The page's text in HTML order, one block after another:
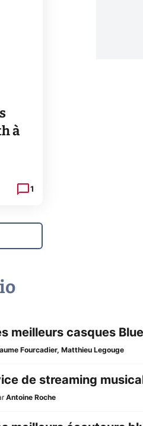
à
1
meilleurs casques
Fourcadier, Matthieu Legouge
de streaming
Antoine Roche